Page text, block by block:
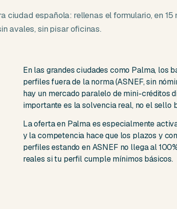
ciudad española: rellenas el formulario, en
avales, sin pisar oficinas.
En las grandes ciudades como Palma, los
perfiles fuera de la norma (ASNEF, sin
hay un mercado paralelo de mini-créditos
importante es la solvencia real, no el sello
La oferta en Palma es especialmente
y la competencia hace que los plazos y
perfiles estando en ASNEF no llega al
reales si tu perfil cumple mínimos básicos.